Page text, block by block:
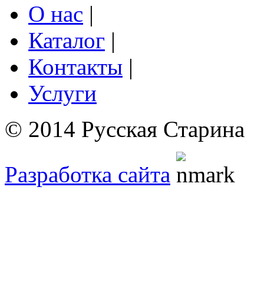
О нас |
Каталог |
Контакты |
Услуги
© 2014 Русская Старина
Разработка сайта